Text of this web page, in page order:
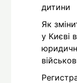
дитини
Як
у Києві